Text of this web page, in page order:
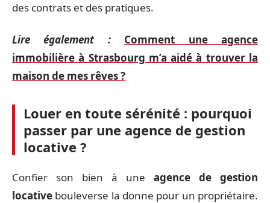
des contrats et des pratiques.
Lire également :
Comment une agence
immobilière à Strasbourg m’a aidé à trouver la
maison de mes rêves ?
Louer en toute sérénité : pourquoi
passer par une agence de gestion
locative ?
Confier son bien à une agence de gestion
locative bouleverse la donne pour un propriétaire.